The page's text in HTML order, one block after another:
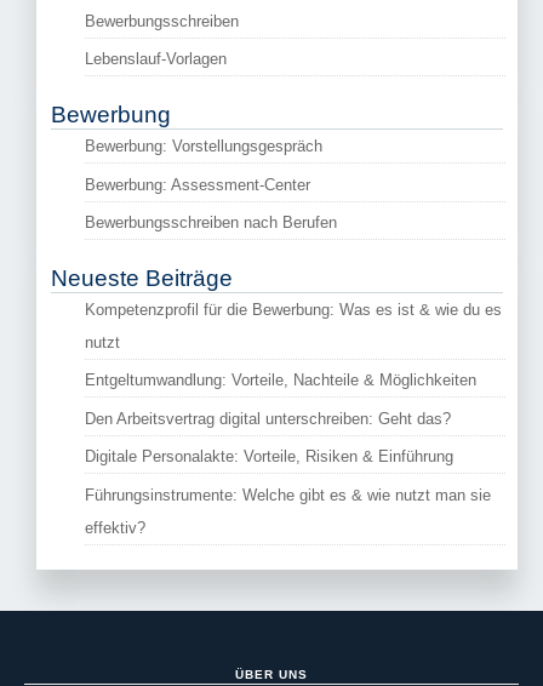
Bewerbungsschreiben
Lebenslauf-Vorlagen
Bewerbung
Bewerbung: Vorstellungsgespräch
Bewerbung: Assessment-Center
Bewerbungsschreiben nach Berufen
Neueste Beiträge
Kompetenzprofil für die Bewerbung: Was es ist & wie du es
nutzt
Entgeltumwandlung: Vorteile, Nachteile & Möglichkeiten
Den Arbeitsvertrag digital unterschreiben: Geht das?
Digitale Personalakte: Vorteile, Risiken & Einführung
Führungsinstrumente: Welche gibt es & wie nutzt man sie
effektiv?
ÜBER UNS